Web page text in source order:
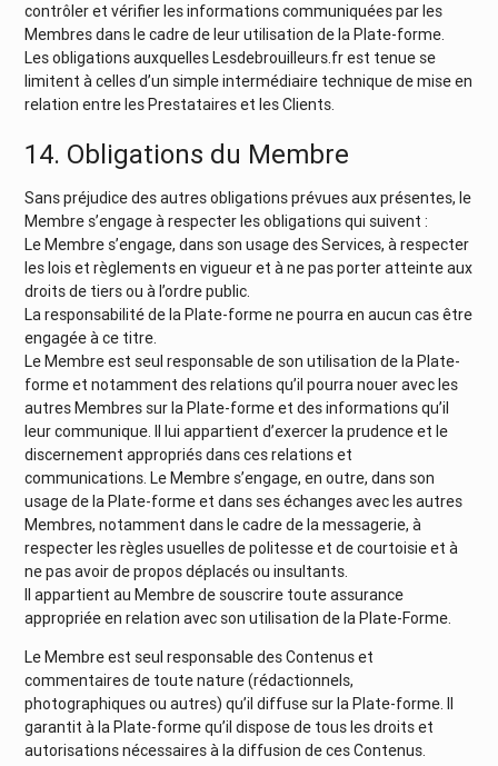
contrôler et vérifier les informations communiquées par les
Membres dans le cadre de leur utilisation de la Plate-forme.
Les obligations auxquelles Lesdebrouilleurs.fr est tenue se
limitent à celles d’un simple intermédiaire technique de mise en
relation entre les Prestataires et les Clients.
14. Obligations du Membre
Sans préjudice des autres obligations prévues aux présentes, le
Membre s’engage à respecter les obligations qui suivent :
Le Membre s’engage, dans son usage des Services, à respecter
les lois et règlements en vigueur et à ne pas porter atteinte aux
droits de tiers ou à l’ordre public.
La responsabilité de la Plate-forme ne pourra en aucun cas être
engagée à ce titre.
Le Membre est seul responsable de son utilisation de la Plate-
forme et notamment des relations qu’il pourra nouer avec les
autres Membres sur la Plate-forme et des informations qu’il
leur communique. Il lui appartient d’exercer la prudence et le
discernement appropriés dans ces relations et
communications. Le Membre s’engage, en outre, dans son
usage de la Plate-forme et dans ses échanges avec les autres
Membres, notamment dans le cadre de la messagerie, à
respecter les règles usuelles de politesse et de courtoisie et à
ne pas avoir de propos déplacés ou insultants.
Il appartient au Membre de souscrire toute assurance
appropriée en relation avec son utilisation de la Plate-Forme.
Le Membre est seul responsable des Contenus et
commentaires de toute nature (rédactionnels,
photographiques ou autres) qu’il diffuse sur la Plate-forme. Il
garantit à la Plate-forme qu’il dispose de tous les droits et
autorisations nécessaires à la diffusion de ces Contenus.